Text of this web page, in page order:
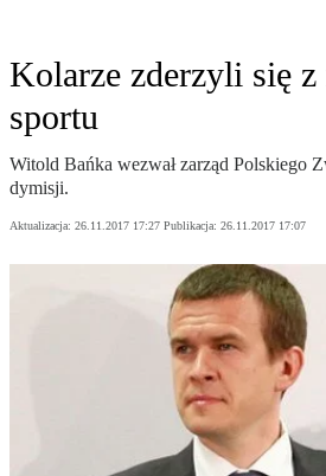
Kolarze zderzyli się
sportu
Witold Bańka wezwał zarząd Polskiego
dymisji.
Aktualizacja: 26.11.2017 17:27 Publikacja: 26.11.2017 17:07